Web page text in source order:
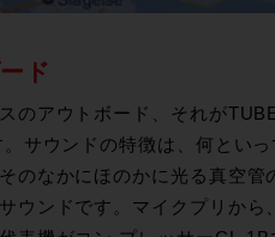
ド
のアウトボード、それが
サウンドの特徴は、何とい
のなかにほのかに光る真空管
ウンドです。マイクプリから